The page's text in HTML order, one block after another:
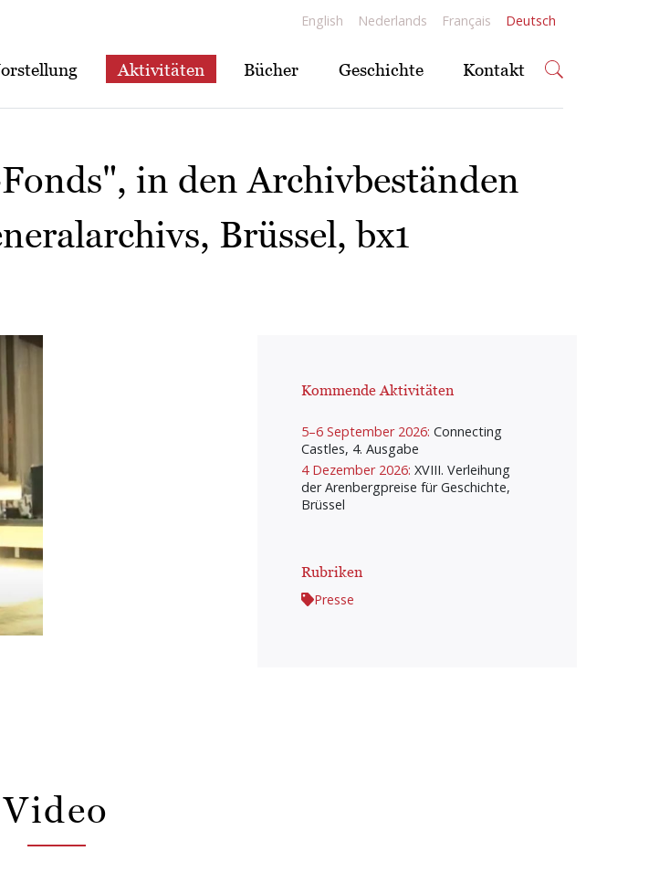
English Nederlands Français Deutsch
Aktivitäten Bücher Geschichte Kontakt
in den Archivbeständen
Brüssel, bx1
Kommende Aktivitäten
5–6 September 2026: Connecting
Castles, 4. Ausgabe
4 Dezember 2026: XVIII. Verleihung
der Arenbergpreise für Geschichte,
Brüssel
Rubriken
Presse
Video